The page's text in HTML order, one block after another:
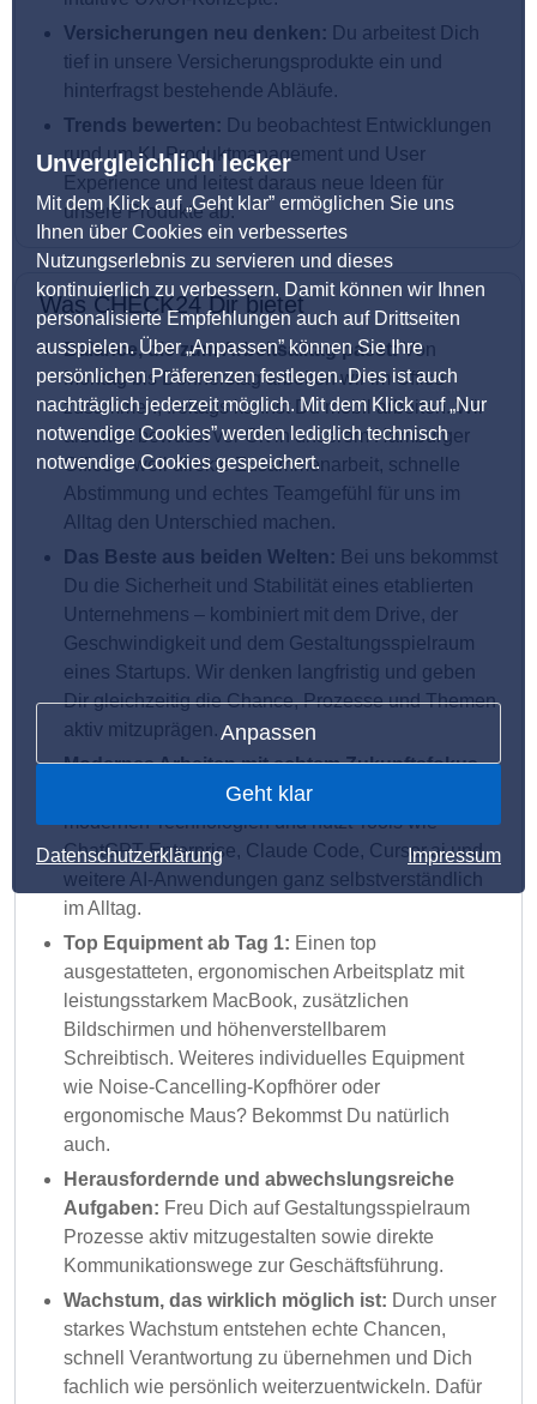
Unvergleichlich lecker
Mit dem Klick auf „Geht klar” ermöglichen Sie uns
Ihnen über Cookies ein verbessertes
Nutzungserlebnis zu servieren und dieses
kontinuierlich zu verbessern. Damit können wir Ihnen
personalisierte Empfehlungen auch auf Drittseiten
ausspielen. Über „Anpassen” können Sie Ihre
persönlichen Präferenzen festlegen. Dies ist auch
nachträglich jederzeit möglich. Mit dem Klick auf „Nur
notwendige Cookies” werden lediglich technisch
notwendige Cookies gespeichert.
Anpassen
Geht klar
Datenschutzerklärung Impressum
Versicherungen neu denken: Du arbeitest Dich
tief in unsere Versicherungsprodukte ein und
hinterfragst bestehende Abläufe.
Trends bewerten: Du beobachtest Entwicklungen
rund um KI, Produktmanagement und User
Experience und leitest daraus neue Ideen für
unsere Produkte ab.
Was CHECK24 Dir bietet
Balance, die zum Arbeitsalltag passt:Von
Montag bis Donnerstag arbeiten wir im Office
zusammen, freitags kannst Du mobil arbeiten. Wir
arbeiten bewusst vor Ort in unserem Hamburger
Office – weil direkte Zusammenarbeit, schnelle
Abstimmung und echtes Teamgefühl für uns im
Alltag den Unterschied machen.
Das Beste aus beiden Welten: Bei uns bekommst
Du die Sicherheit und Stabilität eines etablierten
Unternehmens – kombiniert mit dem Drive, der
Geschwindigkeit und dem Gestaltungsspielraum
eines Startups. Wir denken langfristig und geben
Dir gleichzeitig die Chance, Prozesse und Themen
aktiv mitzuprägen.
Modernes Arbeiten mit echtem Zukunftsfokus -
AI-first statt oldschool:Du arbeitest bei uns mit
modernen Technologien und nutzt Tools wie
ChatGPT Enterprise, Claude Code, Cursor.ai und
weitere AI-Anwendungen ganz selbstverständlich
im Alltag.
Top Equipment ab Tag 1: Einen top
ausgestatteten, ergonomischen Arbeitsplatz mit
leistungsstarkem MacBook, zusätzlichen
Bildschirmen und höhenverstellbarem
Schreibtisch. Weiteres individuelles Equipment
wie Noise-Cancelling-Kopfhörer oder
ergonomische Maus? Bekommst Du natürlich
auch.
Herausfordernde und abwechslungsreiche
Aufgaben: Freu Dich auf Gestaltungsspielraum
Prozesse aktiv mitzugestalten sowie direkte
Kommunikationswege zur Geschäftsführung.
Wachstum, das wirklich möglich ist: Durch unser
starkes Wachstum entstehen echte Chancen,
schnell Verantwortung zu übernehmen und Dich
fachlich wie persönlich weiterzuentwickeln. Dafür